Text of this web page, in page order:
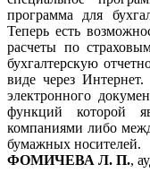
программа для
Теперь есть
расчеты по
бухгалтерскую
виде через
электронного
функций которой
компаниями либо
бумажных носителей.
ФОМИЧЕВА Л. П.,